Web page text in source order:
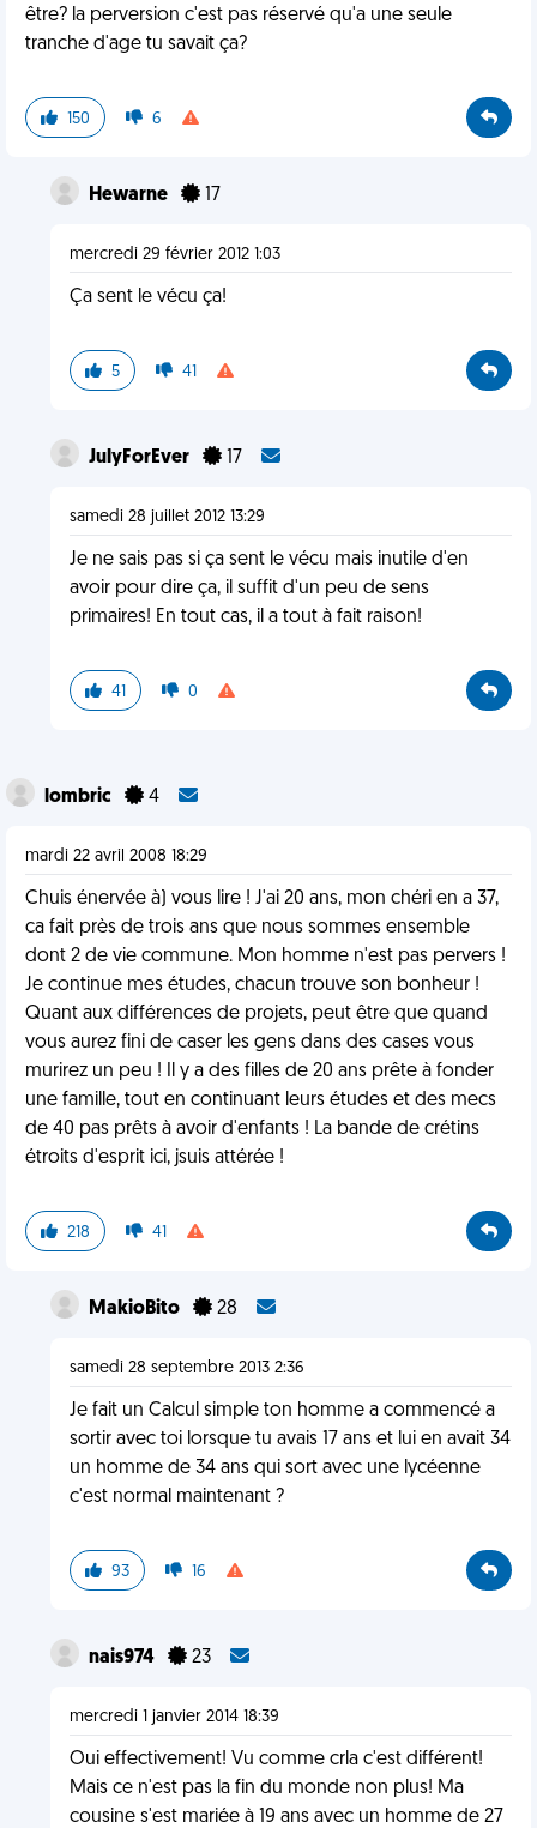
être? la perversion c'est pas réservé qu'a une seule
tranche d'age tu savait ça?
150 6
Hewarne 17
mercredi 29 février 2012 1:03
Ça sent le vécu ça!
5 41
JulyForEver 17
samedi 28 juillet 2012 13:29
Je ne sais pas si ça sent le vécu mais inutile d'en
avoir pour dire ça, il suffit d'un peu de sens
primaires! En tout cas, il a tout à fait raison!
41 0
lombric 4
mardi 22 avril 2008 18:29
Chuis énervée à) vous lire ! J'ai 20 ans, mon chéri en a 37,
ca fait près de trois ans que nous sommes ensemble
dont 2 de vie commune. Mon homme n'est pas pervers !
Je continue mes études, chacun trouve son bonheur !
Quant aux différences de projets, peut être que quand
vous aurez fini de caser les gens dans des cases vous
murirez un peu ! Il y a des filles de 20 ans prête à fonder
une famille, tout en continuant leurs études et des mecs
de 40 pas prêts à avoir d'enfants ! La bande de crétins
étroits d'esprit ici, jsuis attérée !
218 41
MakioBito 28
samedi 28 septembre 2013 2:36
Je fait un Calcul simple ton homme a commencé a
sortir avec toi lorsque tu avais 17 ans et lui en avait 34
un homme de 34 ans qui sort avec une lycéenne
c'est normal maintenant ?
93 16
nais974 23
mercredi 1 janvier 2014 18:39
Oui effectivement! Vu comme crla c'est différent!
Mais ce n'est pas la fin du monde non plus! Ma
cousine s'est mariée à 19 ans avec un homme de 27